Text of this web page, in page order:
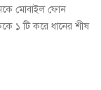
মোবাইল ফোন
১ টি করে ধানের শীষ